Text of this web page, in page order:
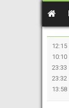
12:15
10:10
23:33
23:32
13:58